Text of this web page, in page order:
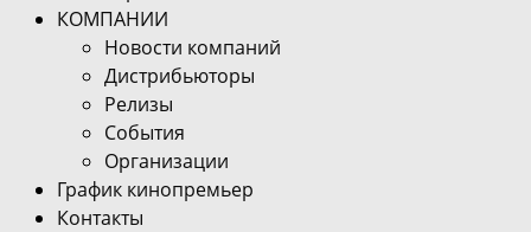
КОМПАНИИ
Новости компаний
Дистрибьюторы
Релизы
События
Организации
График кинопремьер
Контакты